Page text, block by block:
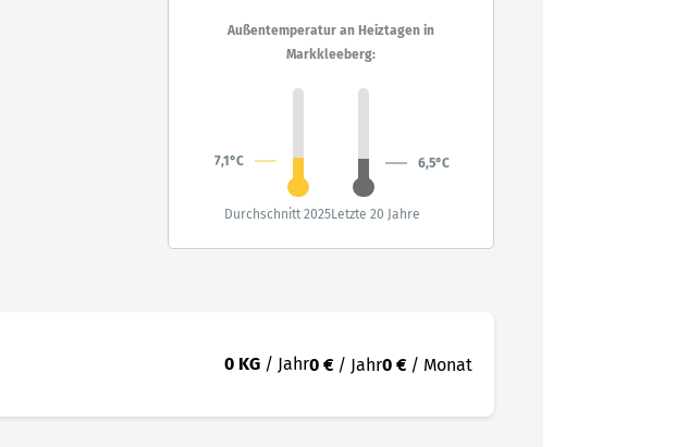
Außentemperatur an Heiztagen in
Markkleeberg:
7,1°C 6,5°C
Durchschnitt 2025Letzte 20 Jahre
0 KG / Jahr0 € / Jahr0 € / Monat